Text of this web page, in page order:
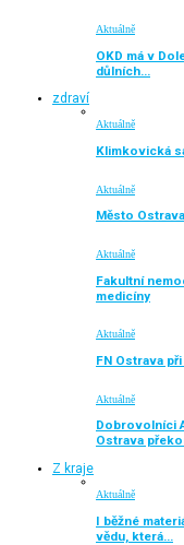
Aktuálně
OKD má v
důlních…
zdraví
Aktuálně
Klimkovická
Aktuálně
Město
Aktuálně
Fakultní
medicíny
Aktuálně
FN Ostrava
Aktuálně
Dobrovolníci
Ostrava
Z kraje
Aktuálně
I běžné
vědu, která…